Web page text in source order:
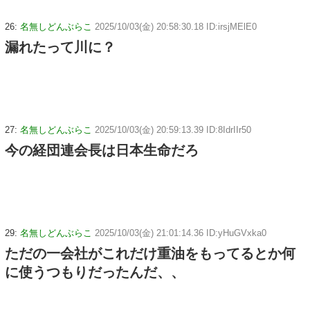
26: 名無しどんぶらこ 2025/10/03(金) 20:58:30.18 ID:irsjMElE0
漏れたって川に？
27: 名無しどんぶらこ 2025/10/03(金) 20:59:13.39 ID:8IdrIIr50
今の経団連会長は日本生命だろ
29: 名無しどんぶらこ 2025/10/03(金) 21:01:14.36 ID:yHuGVxka0
ただの一会社がこれだけ重油をもってるとか何
に使うつもりだったんだ、、